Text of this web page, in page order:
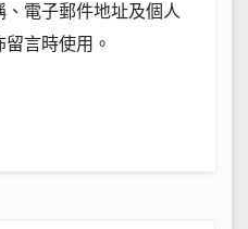
、電子郵件地址及個人
言時使用。